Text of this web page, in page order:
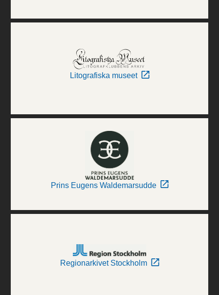
Litografiska museet
Prins Eugens Waldemarsudde
Regionarkivet Stockholm